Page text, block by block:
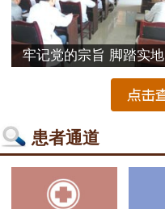
牢记党的宗旨 脚踏实地
患者通道